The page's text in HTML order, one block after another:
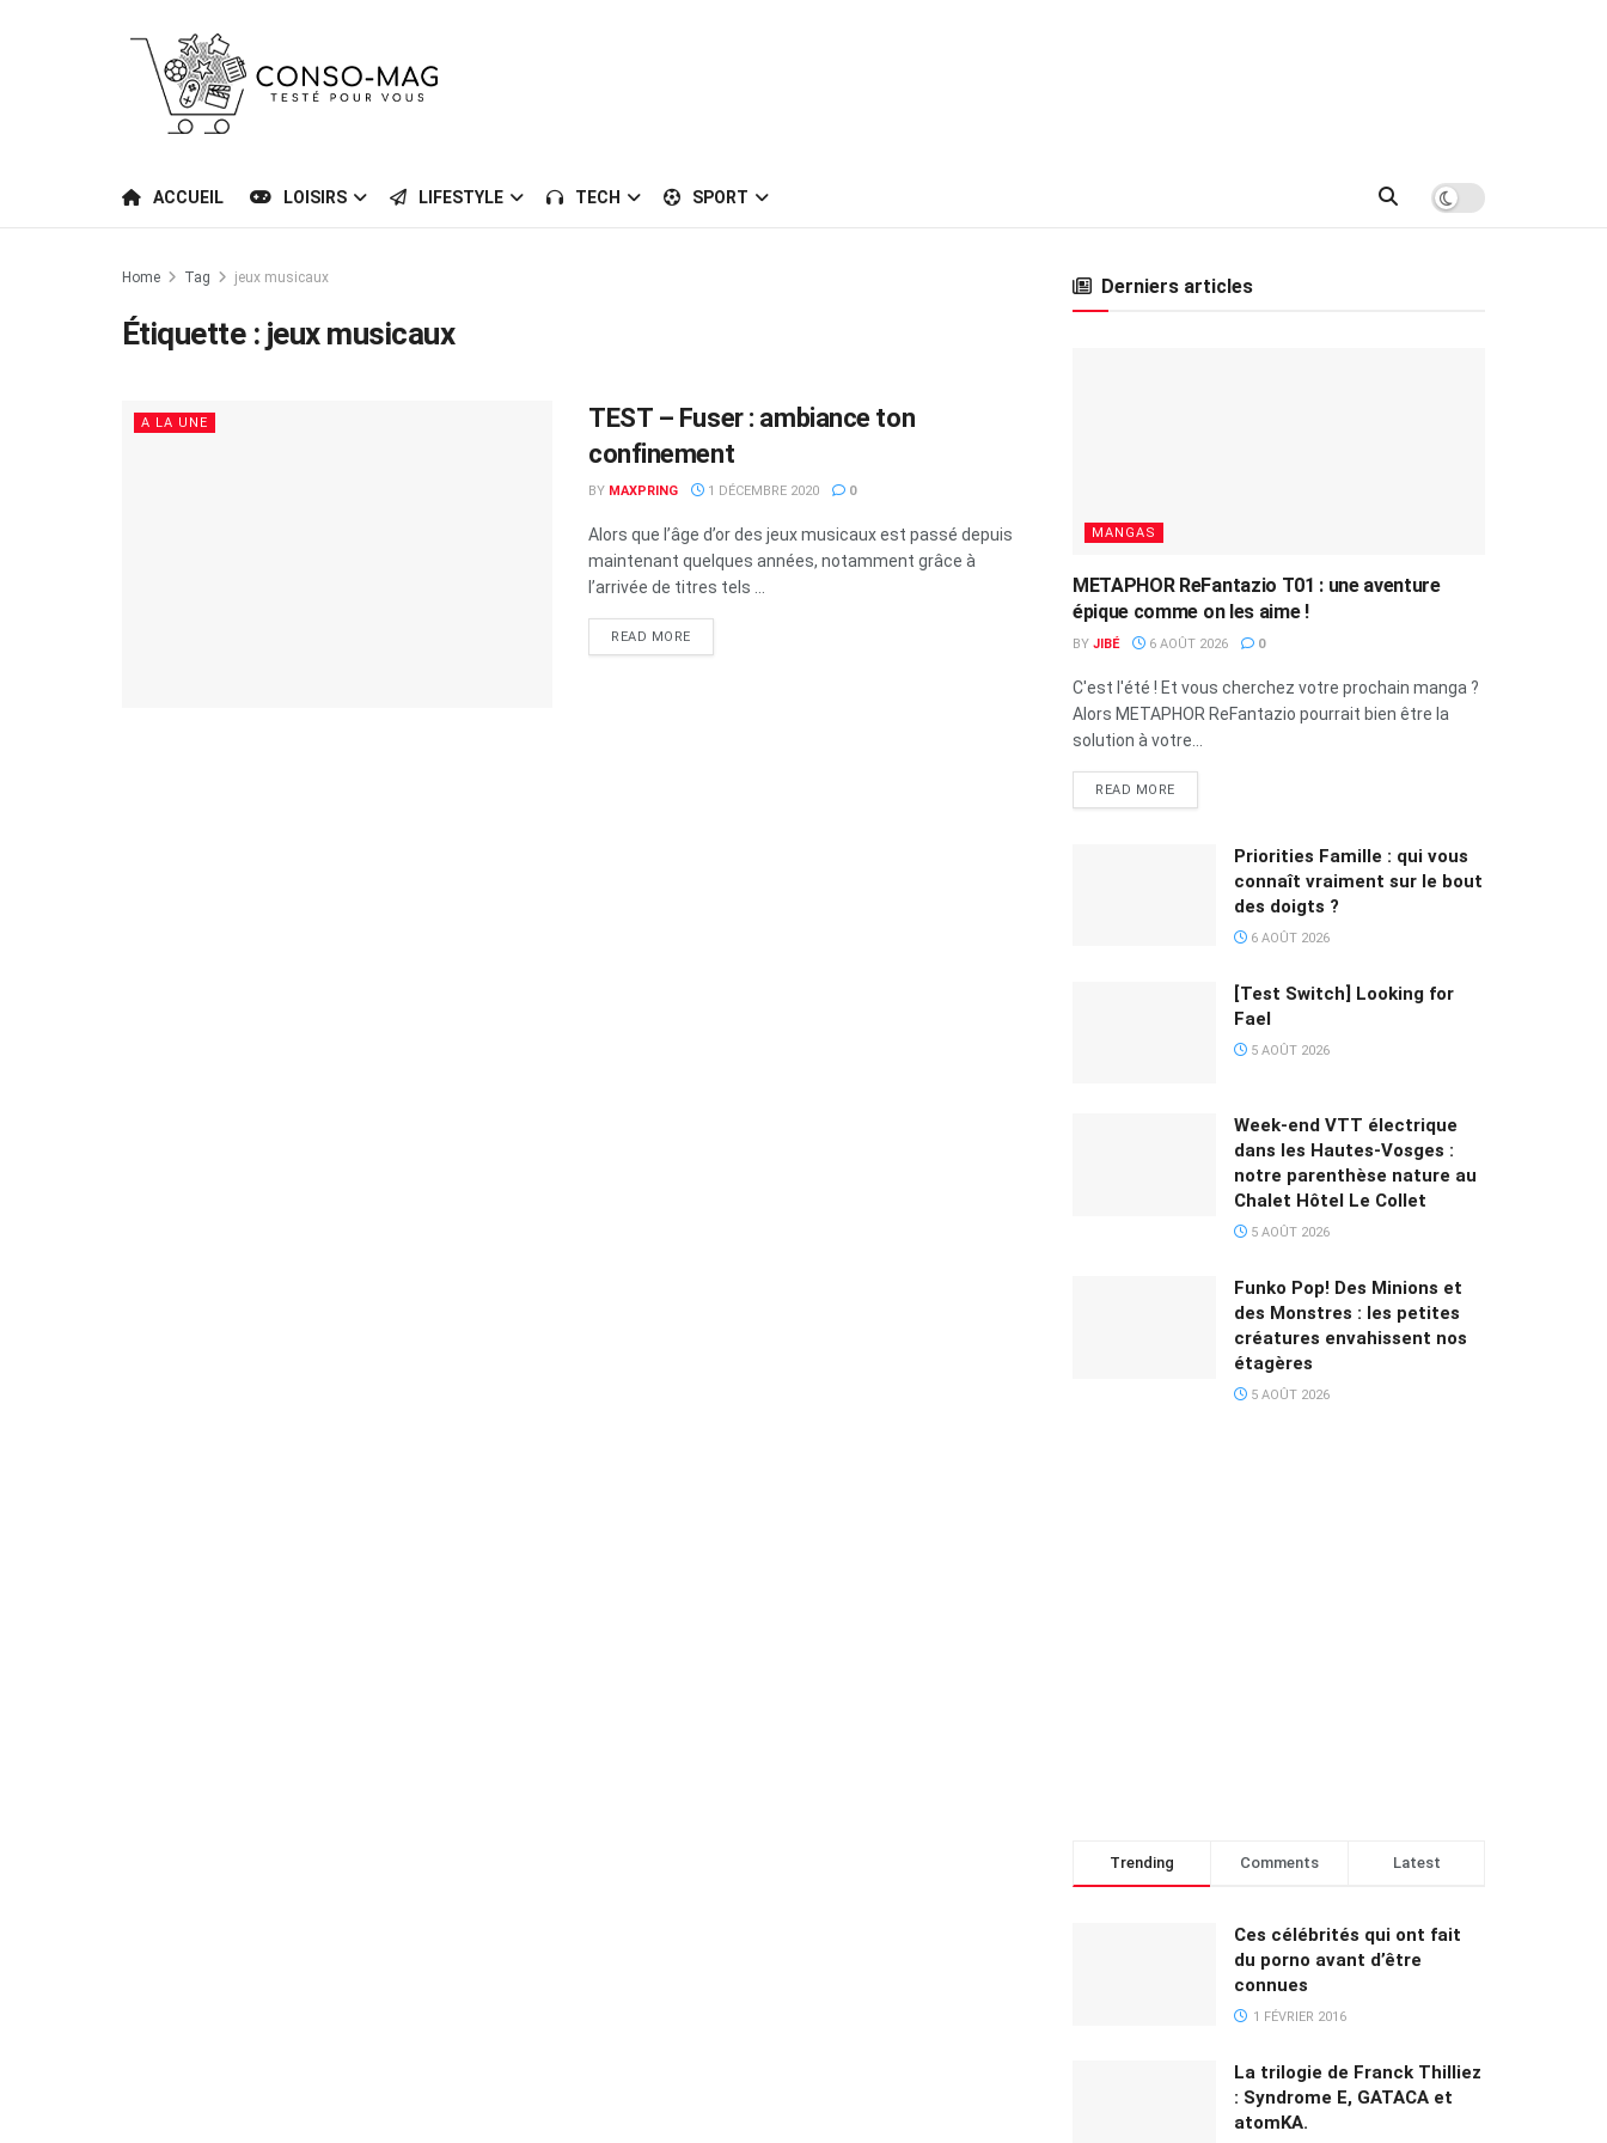
ACCUEIL LOISIRS LIFESTYLE TECH SPORT
Home Tag jeux musicaux
Étiquette : jeux musicaux
A LA UNE
TEST – Fuser : ambiance ton
confinement
BY MAXPRING 1 DÉCEMBRE 2020 0
Alors que l’âge d’or des jeux musicaux est passé depuis
maintenant quelques années, notamment grâce à
l’arrivée de titres tels ...
READ MORE
Derniers articles
MANGAS
METAPHOR ReFantazio T01 : une aventure
épique comme on les aime !
BY JIBÉ 6 AOÛT 2026 0
C'est l'été ! Et vous cherchez votre prochain manga ?
Alors METAPHOR ReFantazio pourrait bien être la
solution à votre...
READ MORE
Priorities Famille : qui vous
connaît vraiment sur le bout
des doigts ?
6 AOÛT 2026
[Test Switch] Looking for
Fael
5 AOÛT 2026
Week-end VTT électrique
dans les Hautes-Vosges :
notre parenthèse nature au
Chalet Hôtel Le Collet
5 AOÛT 2026
Funko Pop! Des Minions et
des Monstres : les petites
créatures envahissent nos
étagères
5 AOÛT 2026
Trending Comments Latest
Ces célébrités qui ont fait
du porno avant d’être
connues
1 FÉVRIER 2016
La trilogie de Franck Thilliez
: Syndrome E, GATACA et
atomKA.